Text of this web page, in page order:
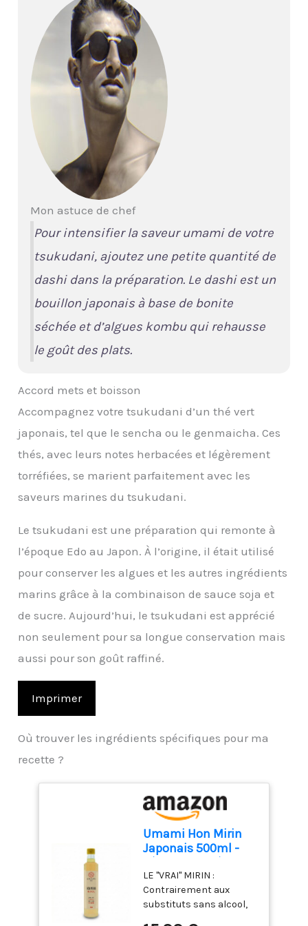
Mon astuce de chef
Pour intensifier la saveur umami de votre
tsukudani, ajoutez une petite quantité de
dashi dans la préparation. Le dashi est un
bouillon japonais à base de bonite
séchée et d’algues kombu qui rehausse
le goût des plats.
Accord mets et boisson
Accompagnez votre tsukudani d’un thé vert
japonais, tel que le sencha ou le genmaicha. Ces
thés, avec leurs notes herbacées et légèrement
torréfiées, se marient parfaitement avec les
saveurs marines du tsukudani.
Le tsukudani est une préparation qui remonte à
l’époque Edo au Japon. À l’origine, il était utilisé
pour conserver les algues et les autres ingrédients
marins grâce à la combinaison de sauce soja et
de sucre. Aujourd’hui, le tsukudani est apprécié
non seulement pour sa longue conservation mais
aussi pour son goût raffiné.
Imprimer
Où trouver les ingrédients spécifiques pour ma
recette ?
Umami Hon Mirin
Japonais 500ml -
pour Cuisiner -
Fabriqué au Japon -
Fermenté en Fûts de
Bois - Idéal pour
LE "VRAI" MIRIN :
Contrairement aux
substituts sans alcool,